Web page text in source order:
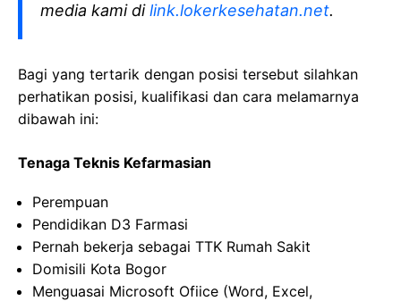
media kami dilink.lokerkesehatan.net.
Bagi yang tertarik dengan posisi tersebut silahkan
perhatikan posisi, kualifikasi dan cara melamarnya
dibawah ini:
Tenaga Teknis Kefarmasian
Perempuan
Pendidikan D3 Farmasi
Pernah bekerja sebagai TTK Rumah Sakit
Domisili Kota Bogor
Menguasai Microsoft Ofiice (Word, Excel,